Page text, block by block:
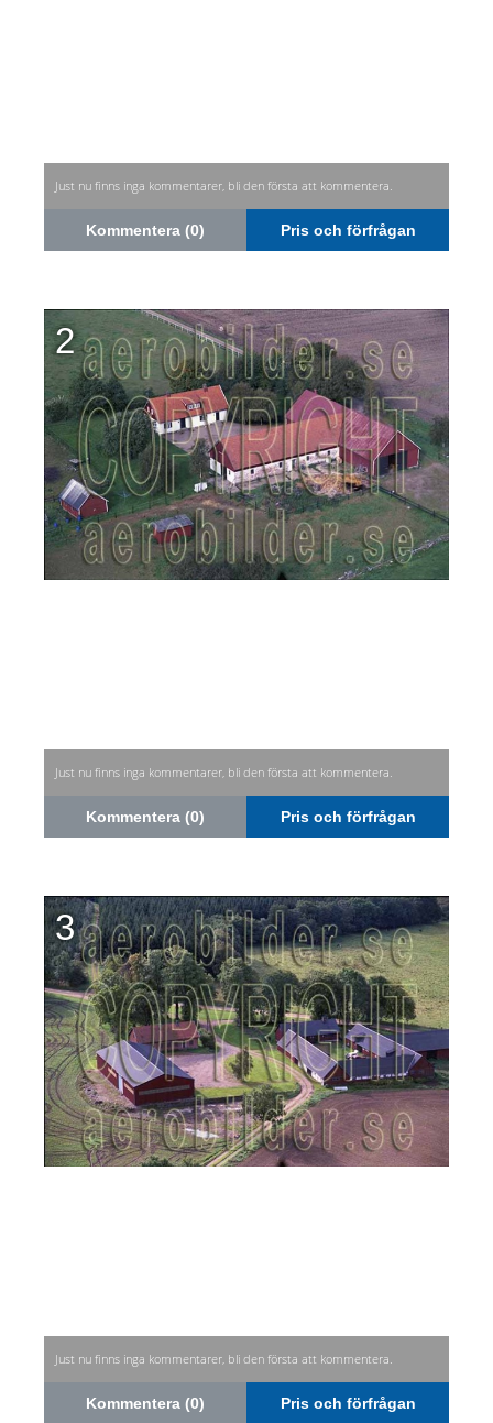
Just nu finns inga kommentarer, bli den första att kommentera.
Kommentera (0) Pris och förfrågan
2
Just nu finns inga kommentarer, bli den första att kommentera.
Kommentera (0) Pris och förfrågan
3
Just nu finns inga kommentarer, bli den första att kommentera.
Kommentera (0) Pris och förfrågan